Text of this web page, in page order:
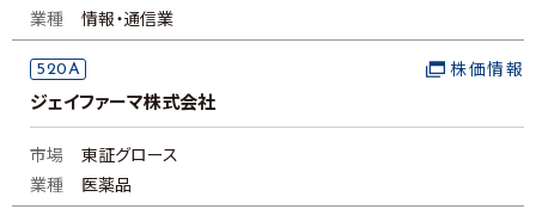
業種
情報・通信業
520A
ジェイファーマ株式会社
株価情報
市場
東証グロース
業種
医薬品